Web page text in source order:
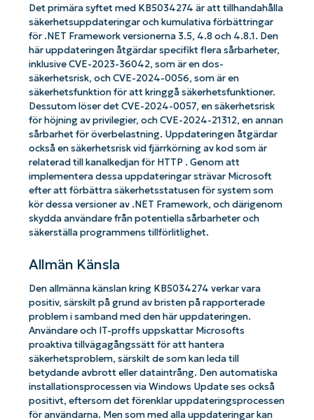
Det primära syftet med KB5034274 är att tillhandahålla
säkerhetsuppdateringar och kumulativa förbättringar
för .NET Framework versionerna 3.5, 4.8 och 4.8.1. Den
här uppdateringen åtgärdar specifikt flera sårbarheter,
inklusive CVE-2023-36042, som är en dos-
säkerhetsrisk, och CVE-2024-0056, som är en
säkerhetsfunktion för att kringgå säkerhetsfunktioner.
Dessutom löser det CVE-2024-0057, en säkerhetsrisk
för höjning av privilegier, och CVE-2024-21312, en annan
sårbarhet för överbelastning. Uppdateringen åtgärdar
också en säkerhetsrisk vid fjärrkörning av kod som är
relaterad till kanalkedjan för HTTP . Genom att
implementera dessa uppdateringar strävar Microsoft
efter att förbättra säkerhetsstatusen för system som
kör dessa versioner av .NET Framework, och därigenom
skydda användare från potentiella sårbarheter och
säkerställa programmens tillförlitlighet.
Allmän Känsla
Den allmänna känslan kring KB5034274 verkar vara
positiv, särskilt på grund av bristen på rapporterade
problem i samband med den här uppdateringen.
Användare och IT-proffs uppskattar Microsofts
proaktiva tillvägagångssätt för att hantera
säkerhetsproblem, särskilt de som kan leda till
betydande avbrott eller dataintrång. Den automatiska
installationsprocessen via Windows Update ses också
positivt, eftersom det förenklar uppdateringsprocessen
för användarna. Men som med alla uppdateringar kan